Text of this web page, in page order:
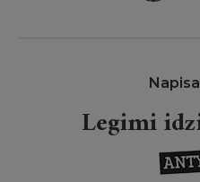
Legimi